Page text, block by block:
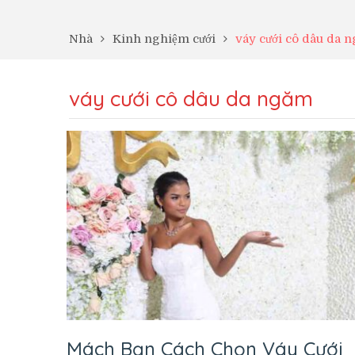
Nhà Kinh nghiệm cưới váy cưới cô dâu da
váy cưới cô dâu da ngăm
Mách Bạn Cách Chọn Váy Cưới